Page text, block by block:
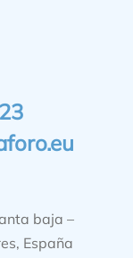
baja –
España